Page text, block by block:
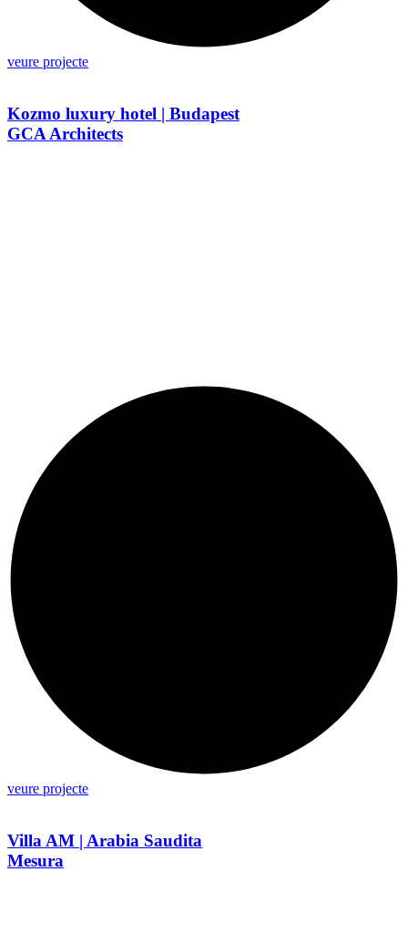
veure projecte
Kozmo luxury hotel | Budapest
GCA Architects
veure projecte
Villa AM | Arabia Saudita
Mesura